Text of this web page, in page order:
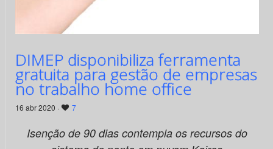
DIMEP disponibiliza ferramenta
gratuita para gestão de empresas
no trabalho home office
16 abr 2020 · 7
Isenção de 90 dias contempla os recursos do